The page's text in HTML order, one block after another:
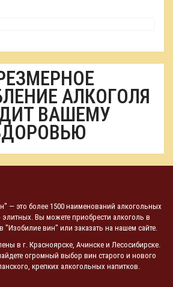
АЛКОГОЛЯ
ВАШЕМУ
— это более 1500 наименований алкогольных
элитных. Вы можете приобрести алкоголь в
"Изобилие вин" или заказать на нашем сайте.
в г. Красноярске, Ачинске и Лесосибирске.
огромный выбор вин старого и нового
крепких алкогольных напитков.